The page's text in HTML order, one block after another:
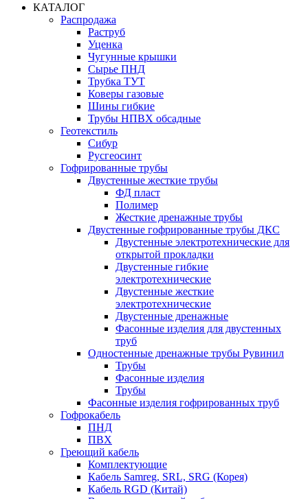
КАТАЛОГ
Распродажа
Раструб
Уценка
Чугунные крышки
Сырье ПНД
Трубка ТУТ
Коверы газовые
Шины гибкие
Трубы НПВХ обсадные
Геотекстиль
Сибур
Русгеосинт
Гофрированные трубы
Двустенные жесткие трубы
ФД пласт
Полимер
Жесткие дренажные трубы
Двустенные гофрированные трубы ДКС
Двустенные электротехнические для
открытой прокладки
Двустенные гибкие
электротехнические
Двустенные жесткие
электротехнические
Двустенные дренажные
Фасонные изделия для двустенных
труб
Одностенные дренажные трубы Рувинил
Трубы
Фасонные изделия
Трубы
Фасонные изделия гофрированных труб
Гофрокабель
ПНД
ПВХ
Греющий кабель
Комплектующие
Кабель Samreg, SRL, SRG (Корея)
Кабель RGD (Китай)